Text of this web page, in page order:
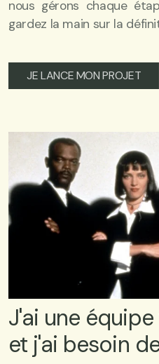
nous gérons chaque
gardez la main sur la
JE LANCE MON PROJET
J'ai une
et j'ai besoin